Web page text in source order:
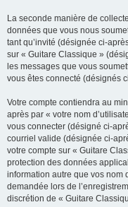
La seconde manière de
données que vous nous
tant qu’invité (désignée ci-
sur « Guitare Classique »
les messages que vous
vous êtes connecté (désignés
Votre compte contiendra au
après par « votre nom
vous connecter (désigné ci-
courriel valide (désignée ci-
votre compte sur « Guitare
protection des données
information autre que vos nom
demandée lors de
discrétion de « Guitare